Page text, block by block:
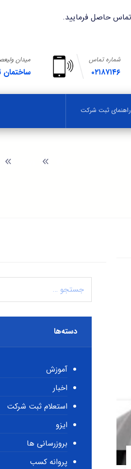
میدان شماره تماس
۰۲۱۸۷۱۴۶
راهنمای ثبت شرکت
دسته‌ها
آموزش
اخبار
استعلام ثبت شرکت
ایزو
بروزرسانی ها
پروانه کسب